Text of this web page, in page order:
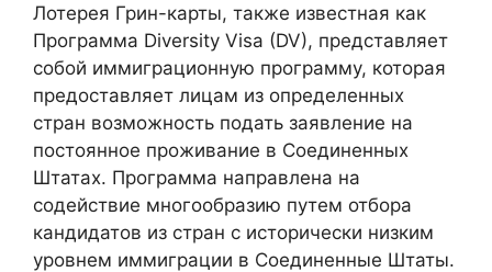
Лотерея Грин-карты, также известная как
Программа Diversity Visa (DV), представляет
собой иммиграционную программу, которая
предоставляет лицам из определенных
стран возможность подать заявление на
постоянное проживание в Соединенных
Штатах. Программа направлена ​​на
содействие многообразию путем отбора
кандидатов из стран с исторически низким
уровнем иммиграции в Соединенные Штаты.